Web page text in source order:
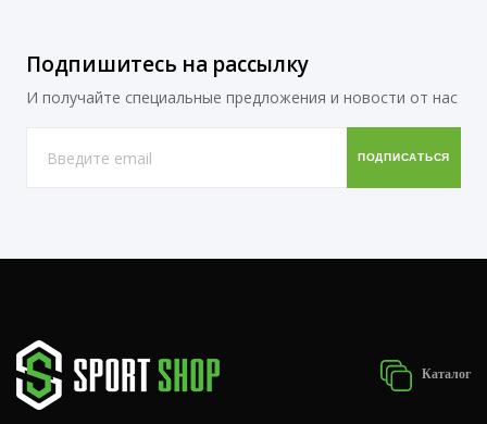
Подпишитесь на рассылку
И получайте специальные предложения и новости от нас
Каталог